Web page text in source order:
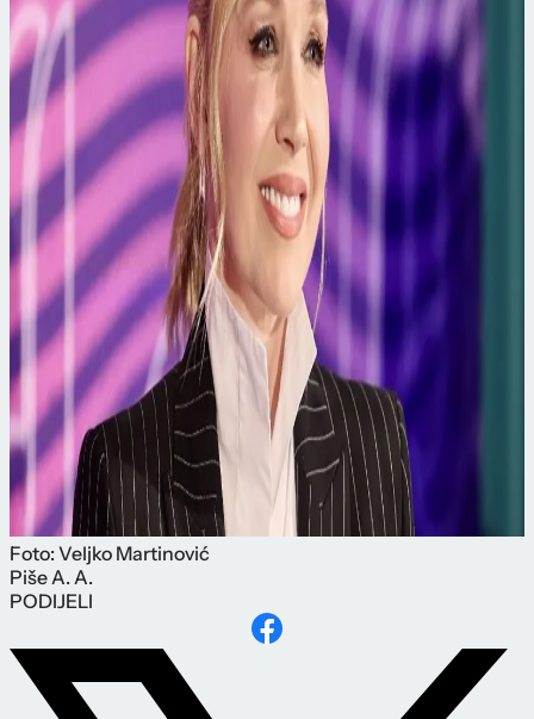
Foto: Veljko Martinović
PišeA. A.
PODIJELI